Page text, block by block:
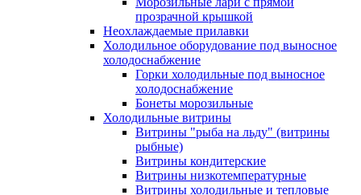
прозрачной крышкой
Неохлаждаемые прилавки
Холодильное оборудование под выносное
холодоснабжение
Горки холодильные под выносное
холодоснабжение
Бонеты морозильные
Холодильные витрины
Витрины "рыба на льду" (витрины
рыбные)
Витрины кондитерские
Витрины низкотемпературные
Витрины холодильные и тепловые